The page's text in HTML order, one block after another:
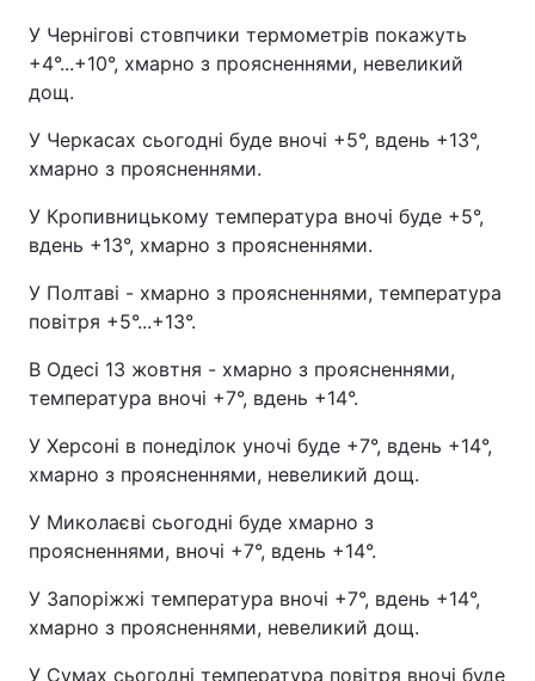
У Чернігові стовпчики термометрів покажуть
+4°...+10°, хмарно з проясненнями, невеликий
дощ.
У Черкасах сьогодні буде вночі +5°, вдень +13°,
хмарно з проясненнями.
У Кропивницькому температура вночі буде +5°,
вдень +13°, хмарно з проясненнями.
У Полтаві - хмарно з проясненнями, температура
повітря +5°...+13°.
В Одесі 13 жовтня - хмарно з проясненнями,
температура вночі +7°, вдень +14°.
У Херсоні в понеділок уночі буде +7°, вдень +14°,
хмарно з проясненнями, невеликий дощ.
У Миколаєві сьогодні буде хмарно з
проясненнями, вночі +7°, вдень +14°.
У Запоріжжі температура вночі +7°, вдень +14°,
хмарно з проясненнями, невеликий дощ.
У Сумах сьогодні температура повітря вночі буде